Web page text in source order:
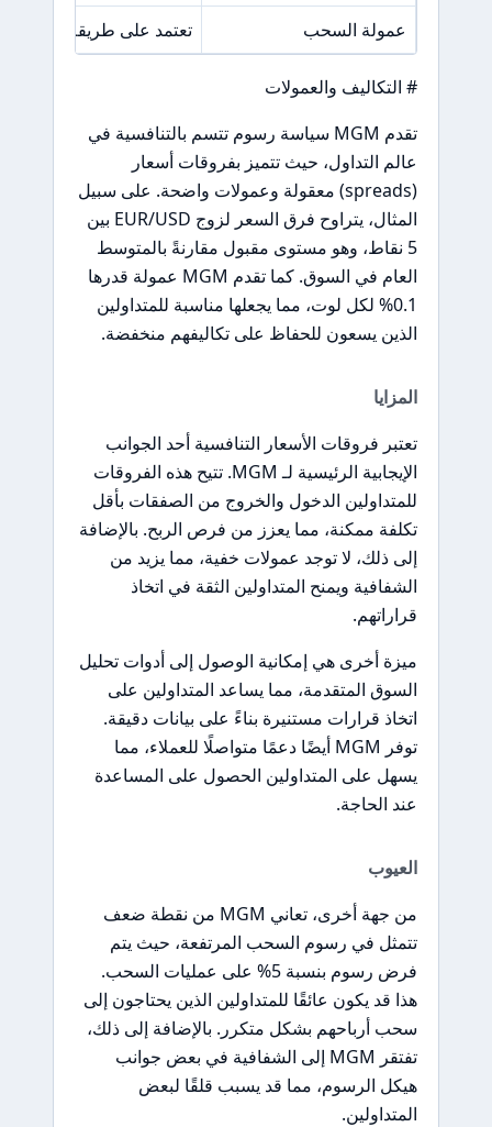
عمولة السحب تعتمد على طريقة السحب
# التكاليف والعمولات
تقدم MGM سياسة رسوم تتسم بالتنافسية في
عالم التداول، حيث تتميز بفروقات أسعار
(spreads) معقولة وعمولات واضحة. على سبيل
المثال، يتراوح فرق السعر لزوج EUR/USD بين
5 نقاط، وهو مستوى مقبول مقارنةً بالمتوسط
العام في السوق. كما تقدم MGM عمولة قدرها
0.1% لكل لوت، مما يجعلها مناسبة للمتداولين
الذين يسعون للحفاظ على تكاليفهم منخفضة.
المزايا
تعتبر فروقات الأسعار التنافسية أحد الجوانب
الإيجابية الرئيسية لـ MGM. تتيح هذه الفروقات
للمتداولين الدخول والخروج من الصفقات بأقل
تكلفة ممكنة، مما يعزز من فرص الربح. بالإضافة
إلى ذلك، لا توجد عمولات خفية، مما يزيد من
الشفافية ويمنح المتداولين الثقة في اتخاذ
قراراتهم.
ميزة أخرى هي إمكانية الوصول إلى أدوات تحليل
السوق المتقدمة، مما يساعد المتداولين على
اتخاذ قرارات مستنيرة بناءً على بيانات دقيقة.
توفر MGM أيضًا دعمًا متواصلًا للعملاء، مما
يسهل على المتداولين الحصول على المساعدة
عند الحاجة.
العيوب
من جهة أخرى، تعاني MGM من نقطة ضعف
تتمثل في رسوم السحب المرتفعة، حيث يتم
فرض رسوم بنسبة 5% على عمليات السحب.
هذا قد يكون عائقًا للمتداولين الذين يحتاجون إلى
سحب أرباحهم بشكل متكرر. بالإضافة إلى ذلك،
تفتقر MGM إلى الشفافية في بعض جوانب
هيكل الرسوم، مما قد يسبب قلقًا لبعض
المتداولين.